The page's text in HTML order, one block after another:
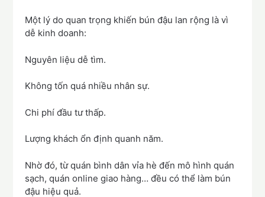
Một lý do quan trọng khiến bún đậu lan rộng là vì
dễ kinh doanh:
Nguyên liệu dễ tìm.
Không tốn quá nhiều nhân sự.
Chi phí đầu tư thấp.
Lượng khách ổn định quanh năm.
Nhờ đó, từ quán bình dân vỉa hè đến mô hình quán
sạch, quán online giao hàng… đều có thể làm bún
đậu hiệu quả.